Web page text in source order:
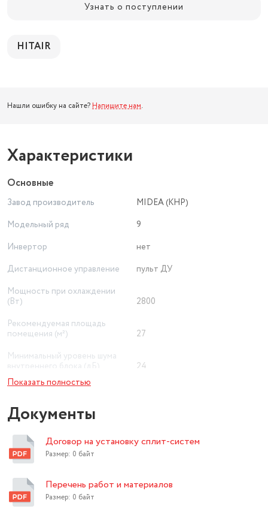
Узнать о поступлении
HITAIR
Нашли ошибку на сайте? Напишите нам.
Характеристики
Основные
Завод производитель
MIDEA (КНР)
Модельный ряд
9
Инвертор
нет
Дистанционное управление
пульт ДУ
Мощность при охлаждении
(Вт)
2800
Рекомендуемая площадь
помещения (м²)
27
Минимальный уровень шума
внутреннего блока (дБ)
24
Приточная вентиляция
Ионизация воздуха
Wi-Fi
Экосистема Умного дома
Класс энергопотребления
UV-лампа ( антибактериальная)
Показать полностью
Документы
Договор на установку сплит-систем
Размер: 0 байт
Перечень работ и материалов
Размер: 0 байт